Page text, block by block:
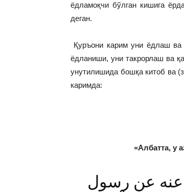
ёдламоқчи бўлган кишига
деган.
Қуръони карим уни ёдлаш ва
ёдланиши, уни такрорлаш ва
унутилишида бошқа китоб ва
каримда:
«Албатта, у